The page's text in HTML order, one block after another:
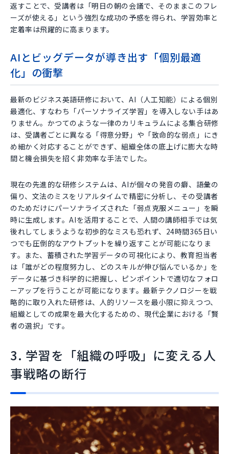
返すことで、受講者は「明日の朝の会議で、そのままこのフレ
ーズが使える」という強烈な成功の予感を得られ、学習効率と
定着率は飛躍的に高まります。
AIとビッグデータが導き出す「個別最適
化」の衝撃
最新のビジネス英語研修において、AI（人工知能）による個別
最適化、すなわち「パーソナライズ学習」を導入しない手はあ
りません。かつてのような一律のカリキュラムによる集合研修
は、受講者ごとに異なる「得意分野」や「致命的な弱点」にき
め細かく対応することができず、組織全体の底上げに膨大な時
間と機会損失を招く非効率な手法でした。
現在の先進的な研修システムは、AIが個々の発音の癖、語彙の
偏り、文法のミスをリアルタイムで精密に分析し、その受講者
のためだけにパーソナライズされた「弱点克服メニュー」を瞬
時に生成します。AIを活用することで、人間の講師相手では気
後れしてしまうような初歩的なミスも恐れず、24時間365日い
つでも圧倒的なアウトプットを繰り返すことが可能になりま
す。また、蓄積された学習データの可視化により、教育担当者
は「誰がどの程度努力し、どのスキルが伸び悩んでいるか」を
データに基づき科学的に把握し、ピンポイントで適切なフォロ
ーアップを行うことが可能になります。最新テクノロジーを戦
略的に取り入れた研修は、人的リソースを最小限に抑えつつ、
組織としての成果を最大化するための、現代企業における「賢
者の選択」です。
3. 学習を「組織の呼吸」に変える人
事戦略の断行